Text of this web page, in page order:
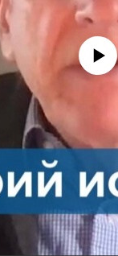
No media source